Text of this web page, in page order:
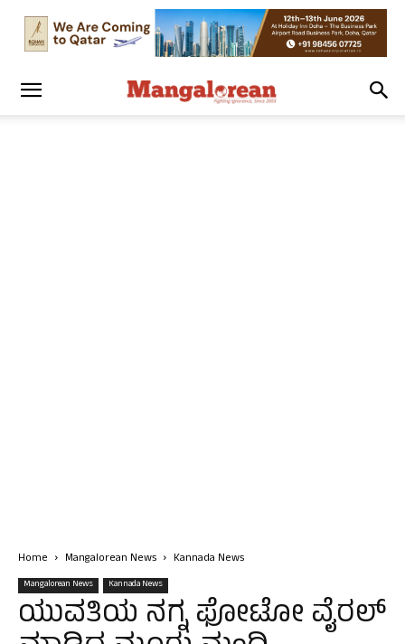
Home Mangalorean News Kannada News
Mangalorean News Kannada News
ಯುವತಿಯ ನಗ್ನ ಫೋಟೋ ವೈರಲ್